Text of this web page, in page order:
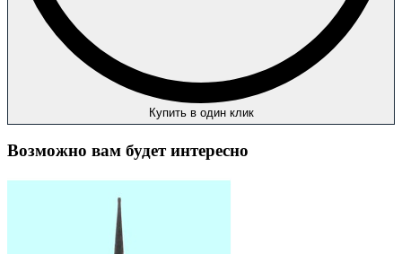
Купить в один клик
Возможно вам будет интересно